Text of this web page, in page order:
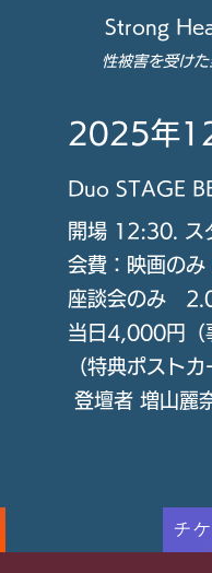
Strong
性被害を受け
2025年
Duo STAGE
開場 12:30.
会費：映画の
座談会のみ
当日4,000円
（特典ポスト
登壇者 増山麗
チ